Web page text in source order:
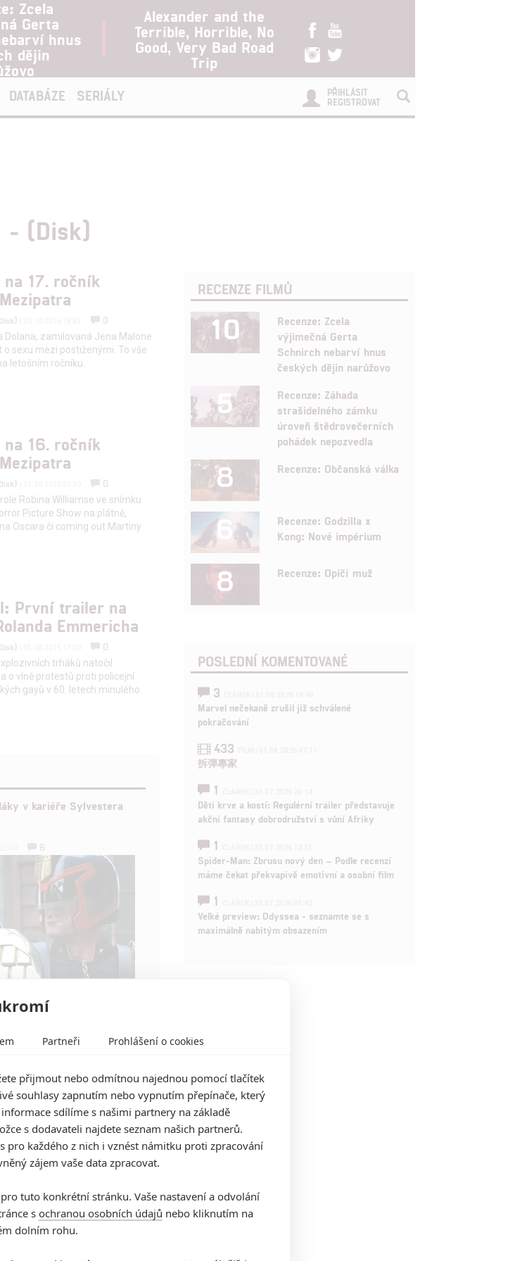
Zcela
Gerta
hnus
dějin
Alexander and the
Terrible, Horrible, No
Good, Very Bad Road
Trip
DATABÁZE SERIÁLY
PŘIHLÁSIT
REGISTROVAT
- (Disk)
na 17. ročník
0
Dolana, zamilovaná Jena Malone
o sexu mezi postiženými. To vše
letošním ročníku.
na 16. ročník
0
Robina Williamse ve snímku
Picture Show na plátně,
Oscara či coming out Martiny
První trailer na
Emmericha
0
trháků natočil
o vlně protestů proti policejní
gayů v 60. letech minulého
v kariéře Sylvestera
kulaté výročí, je čas
projekty, které akční
Saint Laurent
| 13.01.2015 23:05
1
na plátna našich kin už v
snímku. Tentokrát to
RECENZE FILMŮ
10
Recenze: Zcela
výjimečná Gerta
Schnirch nebarví hnus
českých dějin narůžovo
5
Recenze: Záhada
strašidelného zámku
úroveň štědrovečerních
pohádek nepozvedla
8 Recenze: Občanská válka
6
Recenze: Godzilla x
Kong: Nové impérium
8 Recenze: Opičí muž
POSLEDNÍ KOMENTOVANÉ
3
Marvel nečekaně zrušil již schválené
pokračování
433
拆彈專家
1
Děti krve a kostí: Regulérní trailer představuje
akční fantasy dobrodružství s vůní Afriky
1
Spider-Man: Zbrusu nový den – Podle recenzí
máme čekat překvapivě emotivní a osobní film
1
Velké preview: Odyssea - seznamte se s
maximálně nabitým obsazením
Partneři Prohlášení o cookies
přijmout nebo odmítnou najednou pomocí tlačítek
souhlasy zapnutím nebo vypnutím přepínače, který
sdílíme s našimi partnery na základě
s dodavateli najdete seznam našich partnerů.
pro každého z nich i vznést námitku proti zpracování
zájem vaše data zpracovat.
tuto konkrétní stránku. Vaše nastavení a odvolání
s ochranou osobních údajů nebo kliknutím na
dolním rohu.